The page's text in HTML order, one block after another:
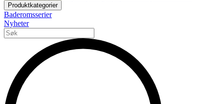
Produktkategorier
Baderomsserier
Nyheter